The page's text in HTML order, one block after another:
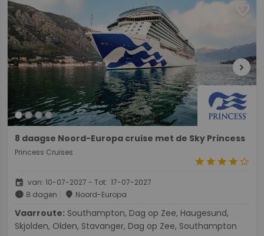
favorite
chevron_right
8 daagse Noord-Europa cruise met de Sky Princess
Princess Cruises
starstarstarstarstar_border
event van: 10-07-2027 - Tot: 17-07-2027
schedule 8 dagen place Noord-Europa
Vaarroute:
Skjolden, Olden, Stavanger, Dag op Zee, Southampton